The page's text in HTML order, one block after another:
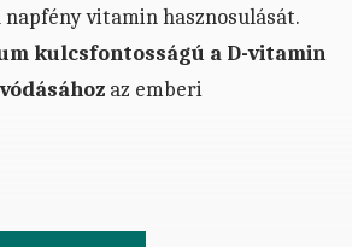
napfény vitamin hasznosulását.
kulcsfontosságú a D-vitamin
az emberi